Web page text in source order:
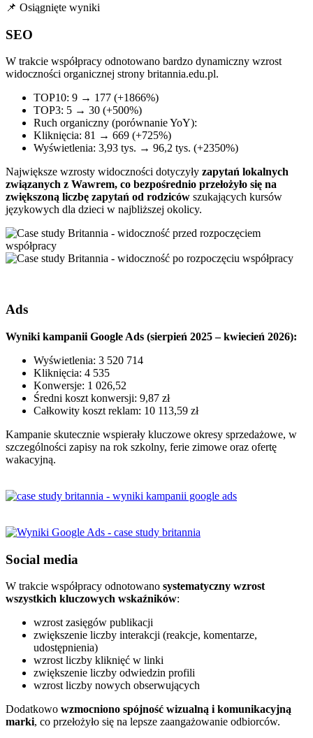
📌 Osiągnięte wyniki
SEO
W trakcie współpracy odnotowano bardzo dynamiczny wzrost
widoczności organicznej strony britannia.edu.pl.
TOP10: 9 → 177 (+1866%)
TOP3: 5 → 30 (+500%)
Ruch organiczny (porównanie YoY):
Kliknięcia: 81 → 669 (+725%)
Wyświetlenia: 3,93 tys. → 96,2 tys. (+2350%)
Największe wzrosty widoczności dotyczyły zapytań lokalnych
związanych z Wawrem, co bezpośrednio przełożyło się na
zwiększoną liczbę zapytań od rodziców szukających kursów
językowych dla dzieci w najbliższej okolicy.
Ads
Wyniki kampanii Google Ads (sierpień 2025 – kwiecień 2026):
Wyświetlenia: 3 520 714
Kliknięcia: 4 535
Konwersje: 1 026,52
Średni koszt konwersji: 9,87 zł
Całkowity koszt reklam: 10 113,59 zł
Kampanie skutecznie wspierały kluczowe okresy sprzedażowe, w
szczególności zapisy na rok szkolny, ferie zimowe oraz ofertę
wakacyjną.
Social media
W trakcie współpracy odnotowano systematyczny wzrost
wszystkich kluczowych wskaźników:
wzrost zasięgów publikacji
zwiększenie liczby interakcji (reakcje, komentarze,
udostępnienia)
wzrost liczby kliknięć w linki
zwiększenie liczby odwiedzin profili
wzrost liczby nowych obserwujących
Dodatkowo wzmocniono spójność wizualną i komunikacyjną
marki, co przełożyło się na lepsze zaangażowanie odbiorców.